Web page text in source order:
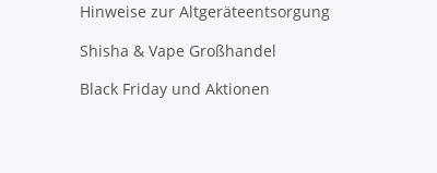
Hinweise zur Altgeräteentsorgung
Shisha & Vape Großhandel
Black Friday und Aktionen